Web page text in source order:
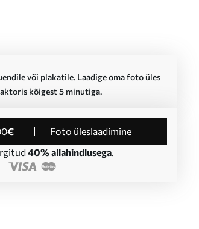
või plakatile. Laadige oma foto üles
kõigest 5 minutiga.
€
Foto üleslaadimine
40% allahindlusega.